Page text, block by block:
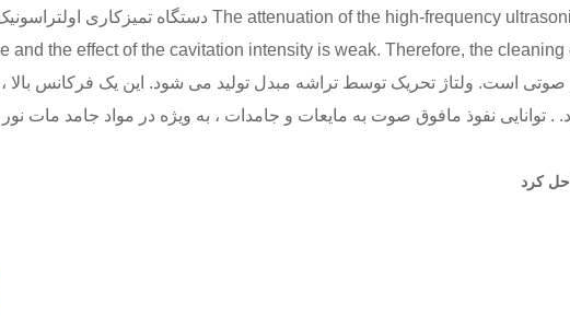
and the effect of the cavitation intensity is weak. Therefore, the cleaning
است. ولتاژ تحریک توسط تراشه مبدل تولید می شود. این یک فرکانس بالا ،
نفوذ مافوق صوت به مایعات و جامدات ، به ویژه در مواد جامد مات نور
حل کرد